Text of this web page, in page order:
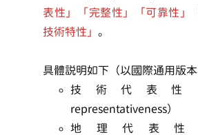
表性」「完整性」「可靠性」
技術特性」。
具體說明如下（以國際通用版
技術代表性（
representativeness）
地理代表性（